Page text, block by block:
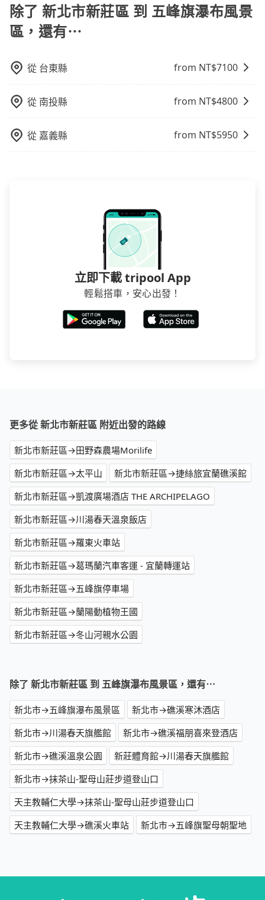
樣。另外，偶爾也會遇到明明已經預約了時間但上一位
用戶卻遲遲尚未歸還，又或者要還車時卻偏偏找不到停
車位，對於急著用車或者要載其他乘客的人來說就有不
使用時還是有其區域的限制，實際可停靠的地點與你的
就顯得非常不便。
型車，如需10人以上巴士，請來信洽詢。
以不妨趁早訂購，享受更划算的價格。
除了 新北市新莊區 到 五峰旗瀑布風景
區，還有⋯
從 台東縣 from NT$7100
從 南投縣 from NT$4800
從 嘉義縣 from NT$5950
立即下載 tripool App
輕鬆搭車，安心出發！
更多從 新北市新莊區 附近出發的路線
新北市新莊區→田野森農場Morilife
新北市新莊區→太平山
新北市新莊區→捷絲旅宜蘭礁溪館
新北市新莊區→凱渡廣場酒店 THE ARCHIPELAGO
新北市新莊區→川湯春天溫泉飯店
新北市新莊區→羅東火車站
新北市新莊區→葛瑪蘭汽車客運 - 宜蘭轉運站
新北市新莊區→五峰旗停車場
新北市新莊區→蘭陽動植物王國
新北市新莊區→冬山河親水公園
除了 新北市新莊區 到 五峰旗瀑布風景區，還有⋯
新北市→五峰旗瀑布風景區
新北市→礁溪寒沐酒店
新北市→川湯春天旗艦館
新北市→礁溪福朋喜來登酒店
新北市→礁溪溫泉公園
新莊體育館→川湯春天旗艦館
新北市→抹茶山-聖母山莊步道登山口
天主教輔仁大學→抹茶山-聖母山莊步道登山口
天主教輔仁大學→礁溪火車站
新北市→五峰旗聖母朝聖地